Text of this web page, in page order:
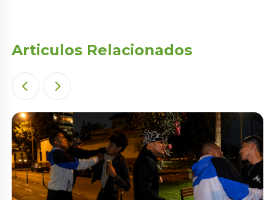
Articulos Relacionados